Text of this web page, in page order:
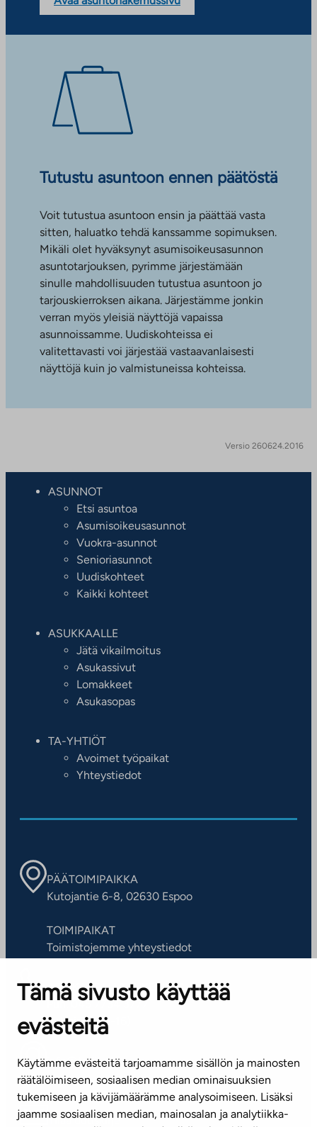
Tämä sivusto käyttää
evästeitä
Käytämme evästeitä tarjoamamme sisällön ja mainosten
räätälöimiseen, sosiaalisen median ominaisuuksien
tukemiseen ja kävijämäärämme analysoimiseen. Lisäksi
jaamme sosiaalisen median, mainosalan ja analytiikka-
Tutustu asuntoon ennen päätöstä
Voit tutustua asuntoon ensin ja päättää vasta
sitten, haluatko tehdä kanssamme sopimuksen.
Mikäli olet hyväksynyt asumisoikeusasunnon
asuntotarjouksen, pyrimme järjestämään
sinulle mahdollisuuden tutustua asuntoon jo
tarjouskierroksen aikana. Järjestämme jonkin
verran myös yleisiä näyttöjä vapaissa
asunnoissamme. Uudiskohteissa ei
valitettavasti voi järjestää vastaavanlaisesti
näyttöjä kuin jo valmistuneissa kohteissa.
Versio 260624.2016
ASUNNOT
Etsi asuntoa
Asumisoikeusasunnot
Vuokra-asunnot
Senioriasunnot
Uudiskohteet
Kaikki kohteet
ASUKKAALLE
Jätä vikailmoitus
Asukassivut
Lomakkeet
Asukasopas
TA-YHTIÖT
Avoimet työpaikat
Yhteystiedot
PÄÄTOIMIPAIKKA
Kutojantie 6-8, 02630 Espoo
TOIMIPAIKAT
Toimistojemme yhteystiedot
ASIAKASPALVELUKESKUS
Puh. 045 7734 3777
(arkisin klo 8-16)
info@ta.fi
Tilaa uutiskirje